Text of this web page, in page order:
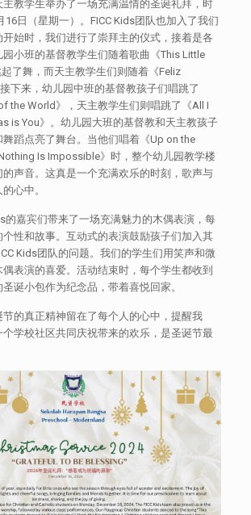
主教学生举办了一场充满温情的圣诞礼拜，时
16日（星期一）。FICC Kids团队也加入了我们
开始时，我们进行了崇拜主的仪式，接着是各
小班的基督教学生们随着歌曲《This Little
了舞，而天主教学生们则随着《Feliz
下来，幼儿园中班的基督教孩子们唱跳了
the World》，天主教学生们则唱跳了《All I
is You》。幼儿园大班的基督教和天主教孩子
蹈点亮了舞台。当他们唱着《Up on the
Is Impossible》时，整个幼儿园教学楼
的声音。这真是一个充满欢乐的时刻，歌声与
心中。
的嘉宾们带来了一场充满魅力的木偶表演，每
性和故事。互动式的表演鼓励孩子们加入其
Kids团队的问题。我们的学生们用笑声和微
表演的喜爱。活动结束时，每个学生都收到
诞小包作为纪念品，带着喜悦回家。
节的真正精神留在了每个人的心中，提醒我
学校社区共同庆祝带来的欢乐，是圣诞节最